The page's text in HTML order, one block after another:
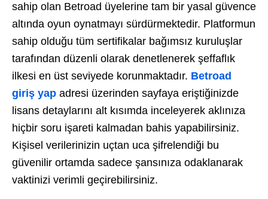
sahip olan Betroad üyelerine tam bir yasal güvence
altında oyun oynatmayı sürdürmektedir. Platformun
sahip olduğu tüm sertifikalar bağımsız kuruluşlar
tarafından düzenli olarak denetlenerek şeffaflık
ilkesi en üst seviyede korunmaktadır. Betroad
giriş yap adresi üzerinden sayfaya eriştiğinizde
lisans detaylarını alt kısımda inceleyerek aklınıza
hiçbir soru işareti kalmadan bahis yapabilirsiniz.
Kişisel verilerinizin uçtan uca şifrelendiği bu
güvenilir ortamda sadece şansınıza odaklanarak
vaktinizi verimli geçirebilirsiniz.